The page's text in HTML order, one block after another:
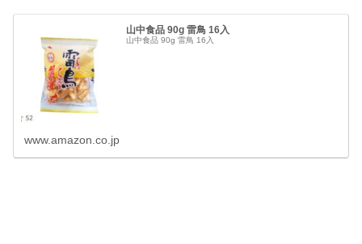
山中食品 90g 雷鳥 16入
山中食品 90g 雷鳥 16入
www.amazon.co.jp